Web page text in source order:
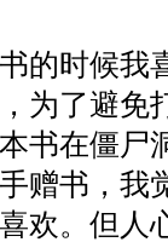
的时候我
为了避免
书在僵尸
赠书，我
欢。但人